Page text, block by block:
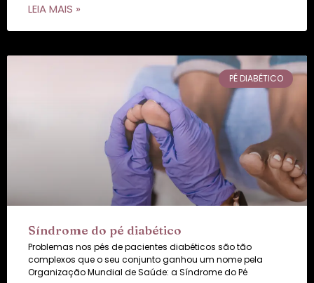
LEIA MAIS »
PÉ DIABÉTICO
Síndrome do pé diabético
Problemas nos pés de pacientes diabéticos são tão
complexos que o seu conjunto ganhou um nome pela
Organização Mundial de Saúde: a Síndrome do Pé